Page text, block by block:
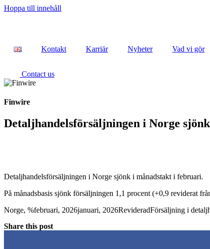
Hoppa till innehåll
Kontakt Karriär Nyheter Vad vi gör
Contact us
Finwire
Detaljhandelsförsäljningen i Norge
Detaljhandelsförsäljningen i Norge sjönk i månadstakt i februari.
På månadsbasis sjönk försäljningen 1,1 procent (+0,9 reviderat
Norge, %februari, 2026januari, 2026RevideradFörsäljning i
Share this post